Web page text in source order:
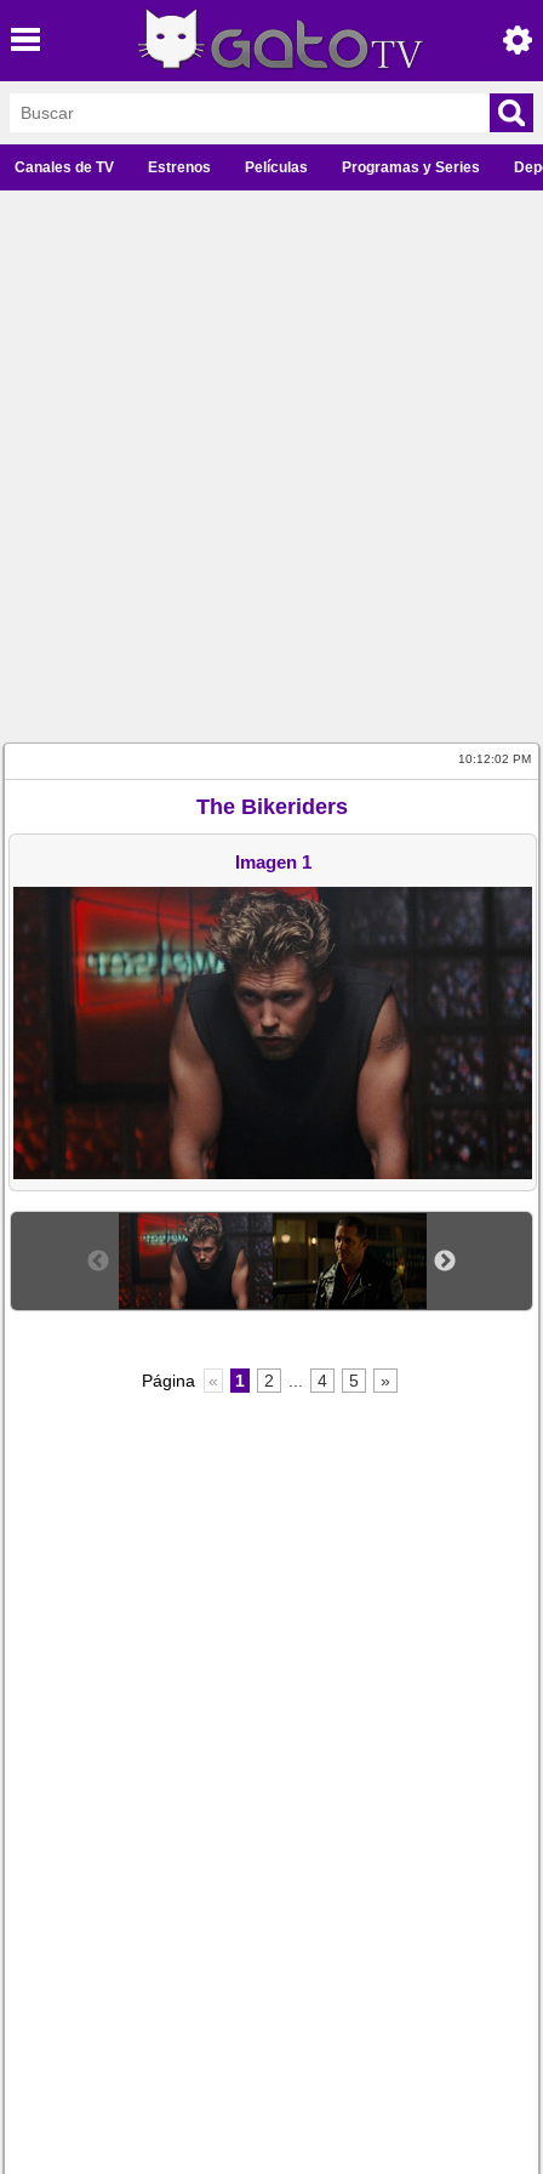
Canales de TV Estrenos Películas Programas y Series
10:12:02 PM
The Bikeriders
Imagen 1
Página « 1 2 4 5 »